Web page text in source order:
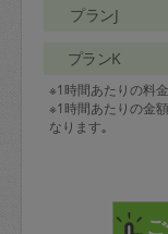
プランJ
プランK
※1時間あたりの料
※1時間あたりの金
なります｡